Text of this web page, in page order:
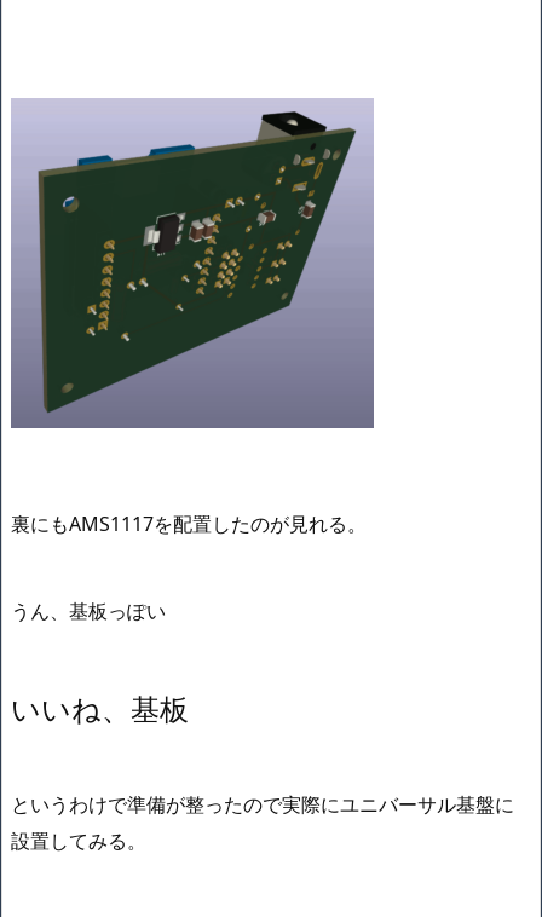
裏にもAMS1117を配置したのが見れる。
うん、基板っぽい
いいね、基板
というわけで準備が整ったので実際にユニバーサル基盤に
設置してみる。